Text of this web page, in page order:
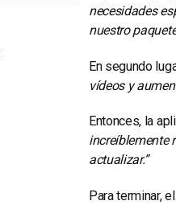
necesidades
nuestro
En segundo
vídeos y
Entonces, la
increíblemente
actualizar.”
Para terminar, el